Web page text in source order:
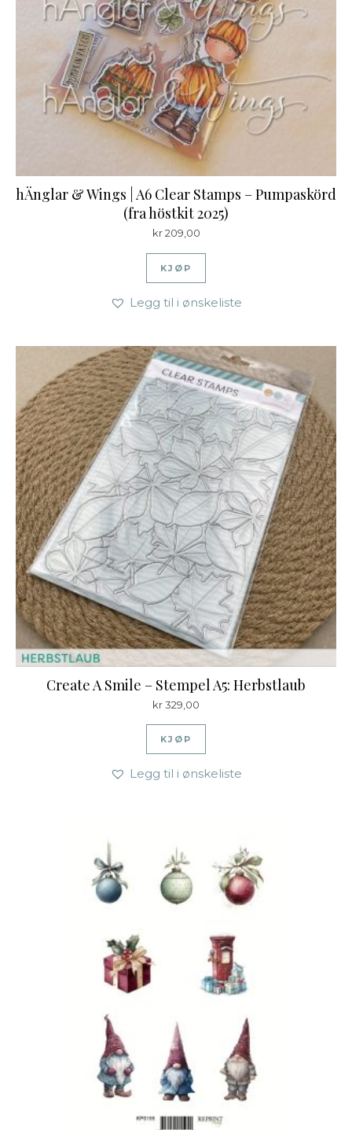
hÄnglar & Wings | A6 Clear Stamps – Pumpaskörd
(fra höstkit 2025)
kr209,00
KJØP
Legg til i ønskeliste
Create A Smile – Stempel A5: Herbstlaub
kr329,00
KJØP
Legg til i ønskeliste